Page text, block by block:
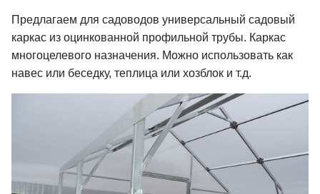
Предлагаем для садоводов универсальный садовый
каркас из оцинкованной профильной трубы. Каркас
многоцелевого назначения. Можно использовать как
навес или беседку, теплица или хозблок и т.д.